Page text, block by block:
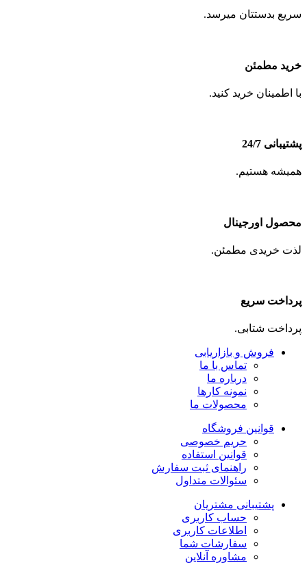
سریع بدستتان میرسد.
خرید مطمئن
با اطمینان خرید کنید.
پشتیبانی 24/7
همیشه هستیم.
محصول اورجینال
لذت خریدی مطمئن.
پرداخت سریع
پرداخت شتابی.
فروش و بازاریابی
تماس با ما
درباره ما
نمونه کارها
محصولات ما
قوانین فروشگاه
حریم خصوصی
قوانین استفاده
راهنمای ثبت سفارش
سئوالات متداول
پشتیبانی مشتریان
حساب کاربری
اطلاعات کاربری
سفارشات شما
مشاوره آنلاین